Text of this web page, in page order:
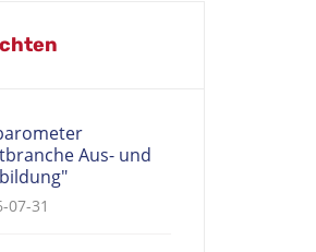
Aus- und
07-31